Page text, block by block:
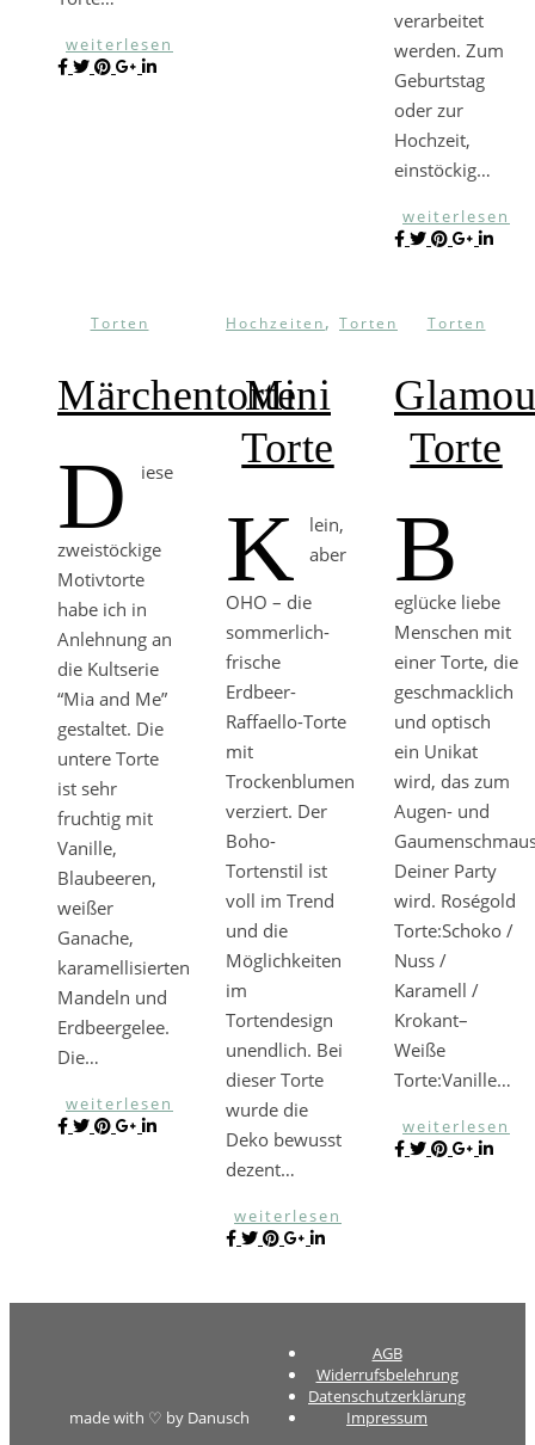
weiterlesen
verarbeitet
werden. Zum
Geburtstag
oder zur
Hochzeit,
einstöckig…
weiterlesen
Torten
Märchentorte
D iese
zweistöckige
Motivtorte
habe ich in
Anlehnung an
die Kultserie
“Mia and Me”
gestaltet. Die
untere Torte
ist sehr
fruchtig mit
Vanille,
Blaubeeren,
weißer
Ganache,
karamellisierten
Mandeln und
Erdbeergelee.
Die…
weiterlesen
Hochzeiten, Torten
Mini
Torte
K
lein,
aber
OHO – die
sommerlich-
frische
Erdbeer-
Raffaello-Torte
mit
Trockenblumen
verziert. Der
Boho-
Tortenstil ist
voll im Trend
und die
Möglichkeiten
im
Tortendesign
unendlich. Bei
dieser Torte
wurde die
Deko bewusst
dezent…
weiterlesen
Torten
Torte
B
eglücke liebe
Menschen mit
einer Torte, die
geschmacklich
und optisch
ein Unikat
wird, das zum
Augen- und
Deiner Party
wird. Roségold
Torte:Schoko /
Nuss /
Karamell /
Krokant–
Weiße
Torte:Vanille…
weiterlesen
made with ♡ by Danusch
AGB
Widerrufsbelehrung
Datenschutzerklärung
Impressum